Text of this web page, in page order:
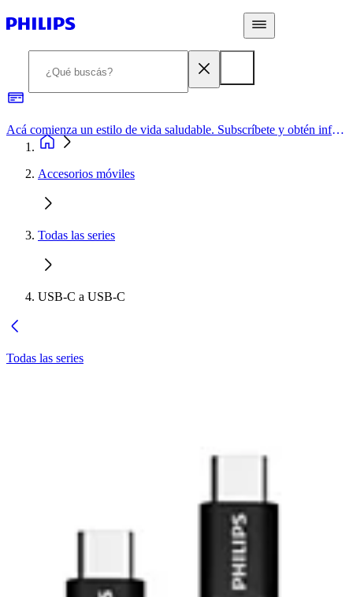
Acá comienza un estilo de vida saludable. Subscríbete y obtén información de primera mano
Accesorios móviles
Todas las series
USB-C a USB-C
Todas las series